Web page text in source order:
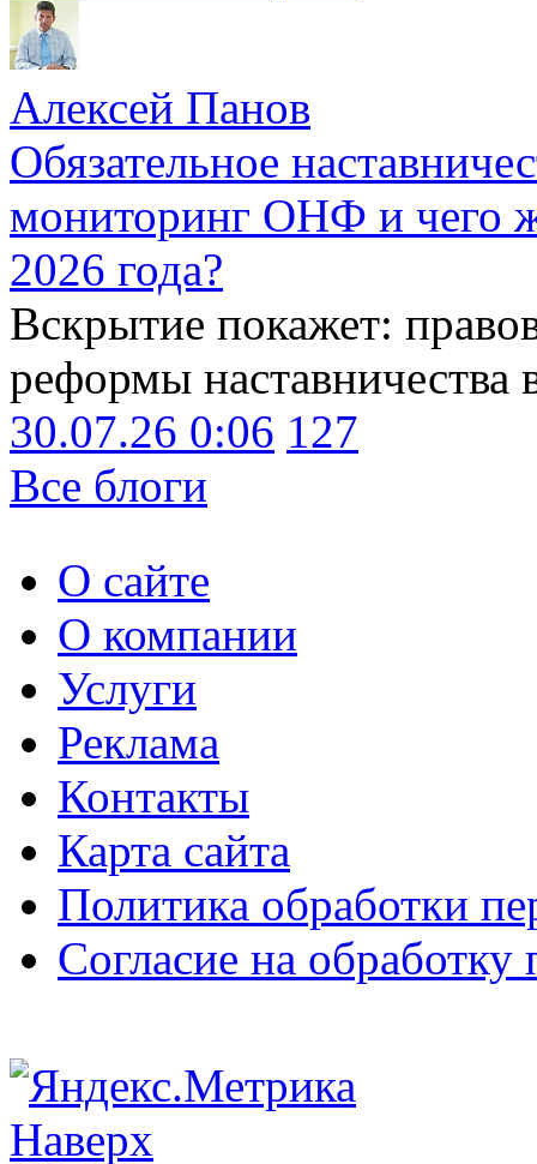
Алексей Панов
Обязательное
мониторинг ОНФ и чего
2026 года?
Вскрытие покажет:
реформы наставничества
30.07.26 0:06 127
Все блоги
О сайте
О компании
Услуги
Реклама
Контакты
Карта сайта
Политика обработки
Согласие на
Наверх